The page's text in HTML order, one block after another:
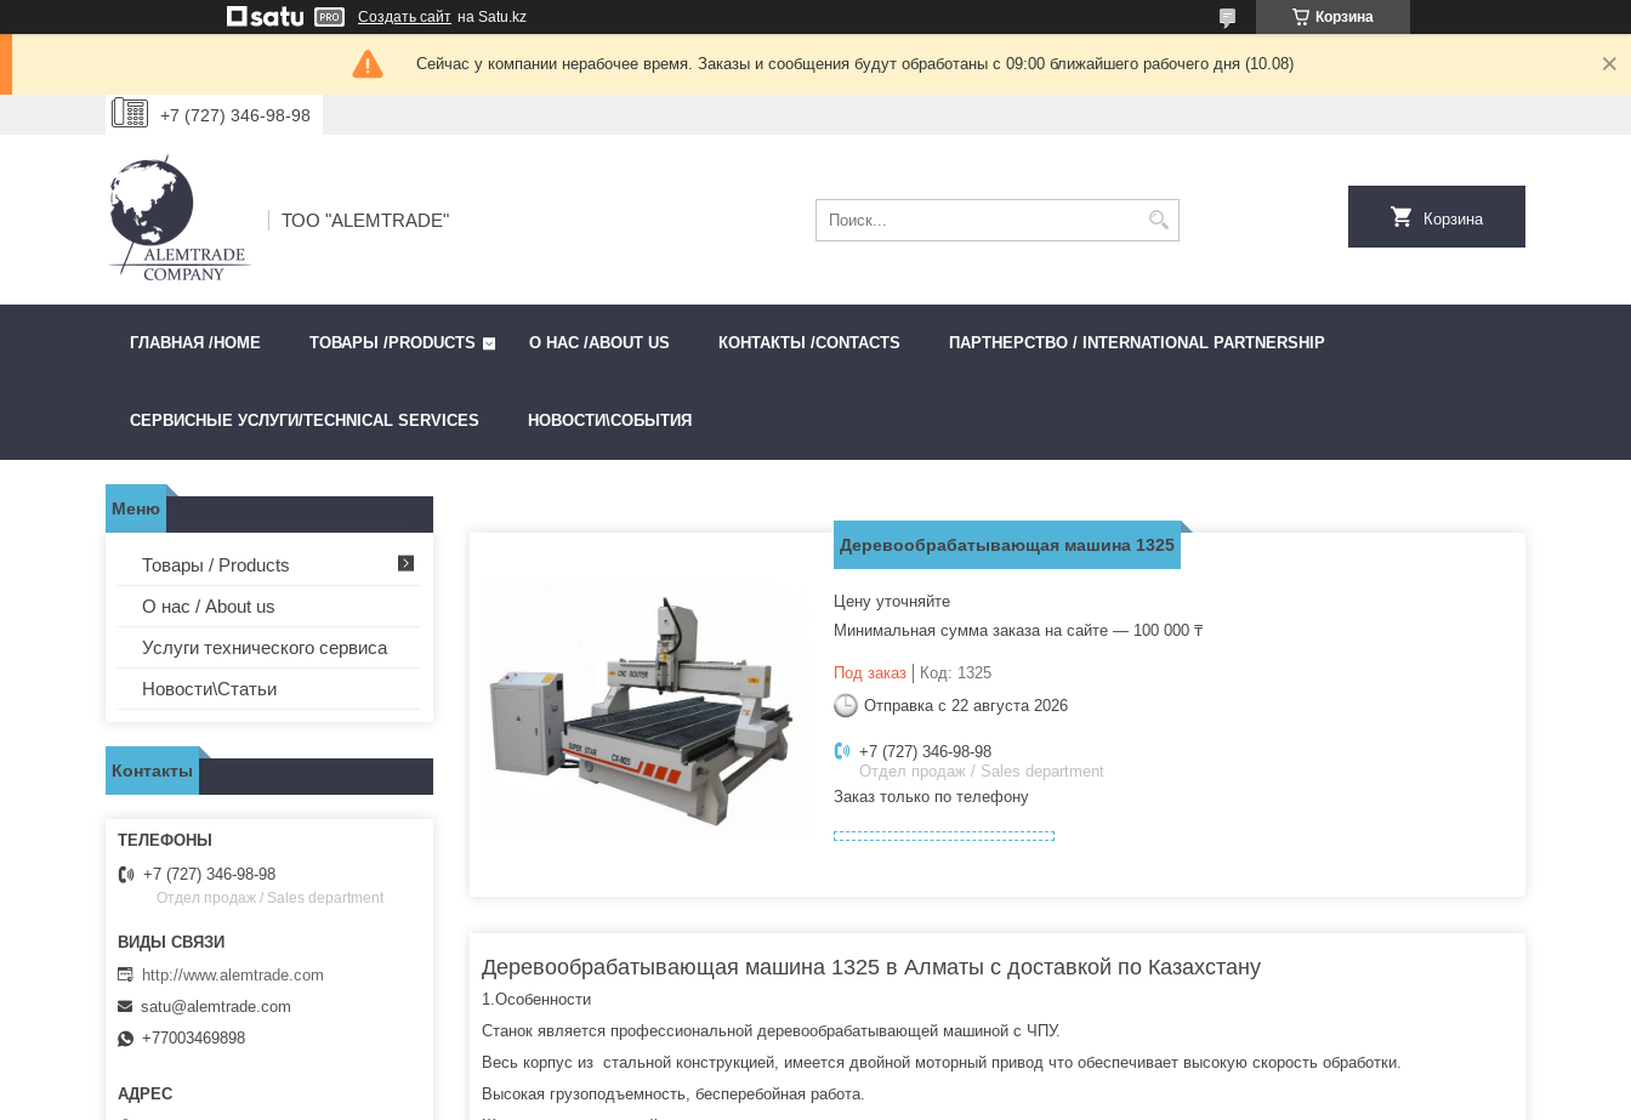
Создать сайт на Satu.kz Корзина
Сейчас у компании нерабочее время. Заказы и сообщения будут обработаны с 09:00 ближайшего рабочего дня (10.08)
+7 (727) 346-98-98
ТОО "ALEMTRADE" Корзина
ГЛАВНАЯ /HOME ТОВАРЫ /PRODUCTS О НАС /ABOUT US КОНТАКТЫ /CONTACTS ПАРТНЕРСТВО / INTERNATIONAL PARTNERSHIP
СЕРВИСНЫЕ УСЛУГИ/TECHNICAL SERVICES НОВОСТИ\СОБЫТИЯ
Деревообрабатывающая машина 1325
Цену уточняйте
Минимальная сумма заказа на сайте — 100 000 ₸
Под заказ Код: 1325
Отправка с 22 августа 2026
+7 (727) 346-98-98
Отдел продаж / Sales department
Заказ только по телефону
Деревообрабатывающая машина 1325 в Алматы с доставкой по Казахстану
1.Особенности
Станок является профессиональной деревообрабатывающей машиной с ЧПУ.
Весь корпус из стальной конструкцией, имеется двойной моторный привод что обеспечивает высокую скорость обработки.
Высокая грузоподъемность, бесперебойная работа.
Товары / Products
О нас / About us
Услуги технического сервиса
Новости\Статьи
Контакты
+7 (727) 346-98-98
Отдел продаж / Sales department
http://www.alemtrade.com
satu@alemtrade.com
+77003469898